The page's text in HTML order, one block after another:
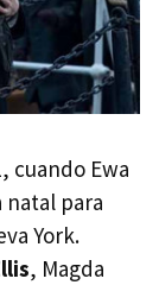
cuando Ewa
natal para
York.
, Magda